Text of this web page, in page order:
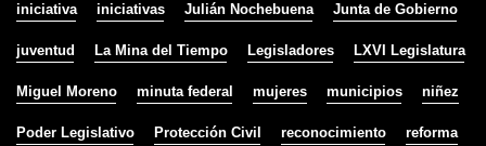
iniciativa iniciativas Julián Nochebuena Junta de Gobierno
juventud La Mina del Tiempo Legisladores LXVI Legislatura
Miguel Moreno minuta federal mujeres municipios niñez
Poder Legislativo Protección Civil reconocimiento reforma